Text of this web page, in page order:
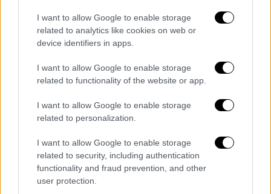
I want to allow Google to enable storage
related to analytics like cookies on web or
device identifiers in apps.
I want to allow Google to enable storage
related to functionality of the website or app.
I want to allow Google to enable storage
related to personalization.
I want to allow Google to enable storage
related to security, including authentication
functionality and fraud prevention, and other
user protection.